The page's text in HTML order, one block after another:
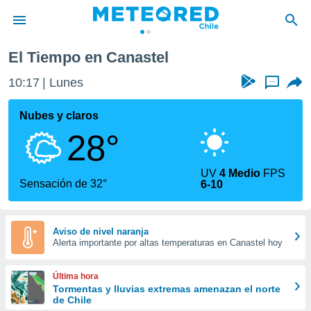
de
por
que se
calidad.
a este
las
y
forma
digital
basada
El Tiempo en Canastel
10:17 Lunes ...
Nubes y claros
28°
Sensación de 32°
UV4 Medio FPS
6-10
Aviso de nivel naranja
Alerta importante por altas temperaturas en Canastel hoy
Última hora
Tormentas y lluvias extremas amenazan el norte
de Chile